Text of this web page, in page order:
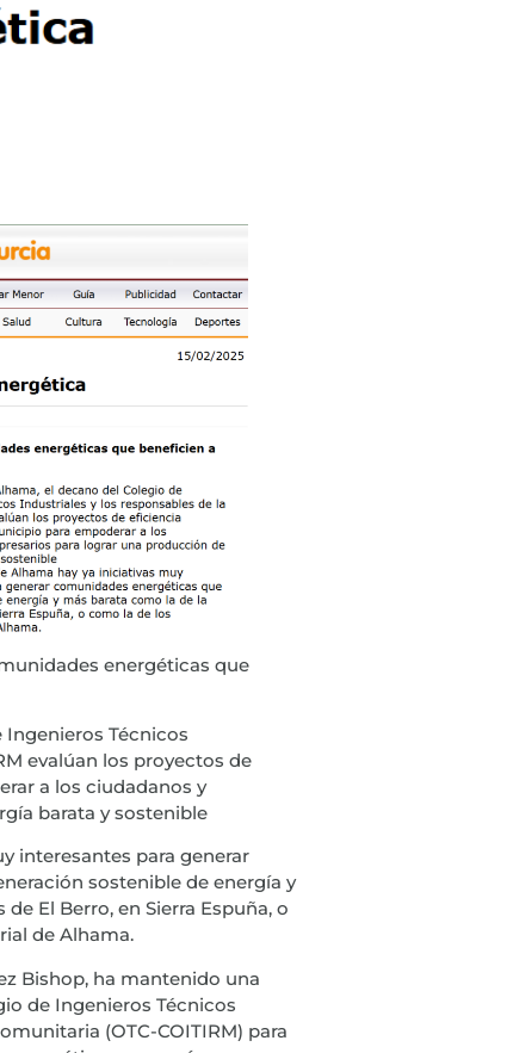
energéticas que
Ingenieros Técnicos
evalúan los proyectos de
a los ciudadanos y
barata y sostenible
interesantes para generar
sostenible de energía y
El Berro, en Sierra Espuña, o
de Alhama.
Bishop, ha mantenido una
de Ingenieros Técnicos
(OTC-COITIRM) para